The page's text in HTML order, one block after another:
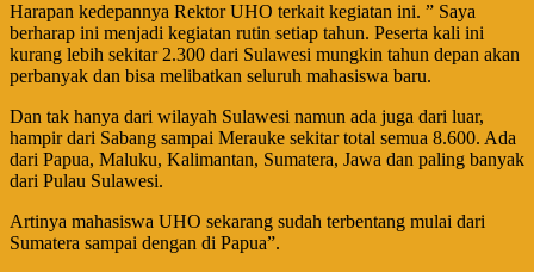
Harapan kedepannya Rektor UHO terkait kegiatan ini. ” Saya
berharap ini menjadi kegiatan rutin setiap tahun. Peserta kali ini
kurang lebih sekitar 2.300 dari Sulawesi mungkin tahun depan akan
perbanyak dan bisa melibatkan seluruh mahasiswa baru.
Dan tak hanya dari wilayah Sulawesi namun ada juga dari luar,
hampir dari Sabang sampai Merauke sekitar total semua 8.600. Ada
dari Papua, Maluku, Kalimantan, Sumatera, Jawa dan paling banyak
dari Pulau Sulawesi.
Artinya mahasiswa UHO sekarang sudah terbentang mulai dari
Sumatera sampai dengan di Papua”.